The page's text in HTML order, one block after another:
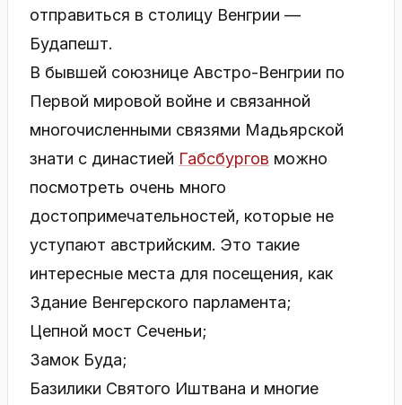
отправиться в столицу Венгрии —
Будапешт.
В бывшей союзнице Австро-Венгрии по
Первой мировой войне и связанной
многочисленными связями Мадьярской
знати с династией Габсбургов можно
посмотреть очень много
достопримечательностей, которые не
уступают австрийским. Это такие
интересные места для посещения, как
Здание Венгерского парламента;
Цепной мост Сеченьи;
Замок Буда;
Базилики Святого Иштвана и многие